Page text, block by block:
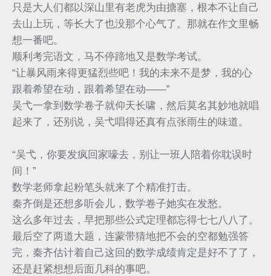
只是大人们都以深山里有老虎为由搪塞，根本不让自己
去山上玩，等长大了也没那个心气了。那就在作文里畅
想一番吧。
顺利考完语文，马不停蹄地又是数学考试。
“让暴风雨来得更猛烈些吧！我的未来不是梦，我的心
跟着希望在动，跟着希望在动——”
吴弋一拿到数学卷子就仰天长啸，然后莫名其妙地就唱
起来了，还别说，吴弋唱得还真有点张雨生的味道。
“吴弋，你要发疯回家嚎去，别让一班人陪着你耽误时
间！”
数学老师拿起粉笔头就来了个精准打击。
秦齐倒是还想多听会儿，数学卷子她实在发愁。
这么多年过去，早把那些公式定理都忘得七七八八了。
最后空了两道大题，连蒙带猜地把不会的空都勉强答
完，秦齐估计着自己这回的数学成绩肯定是好不了了，
还是赶紧想想后面几科的事吧。